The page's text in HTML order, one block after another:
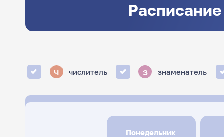
ч числитель з знаменатель
Понедельник